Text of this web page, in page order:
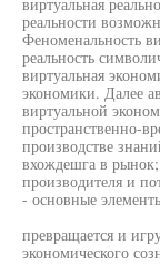
реальности
Феноменальность
реальность
виртуальная
экономики. Далее
виртуальной
пространственно-
производстве
вхождешга в
производителя и
- основные
превращается и
экономического